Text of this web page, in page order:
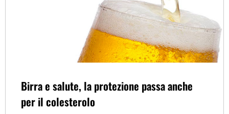
Birra e salute, la protezione passa anche
per il colesterolo